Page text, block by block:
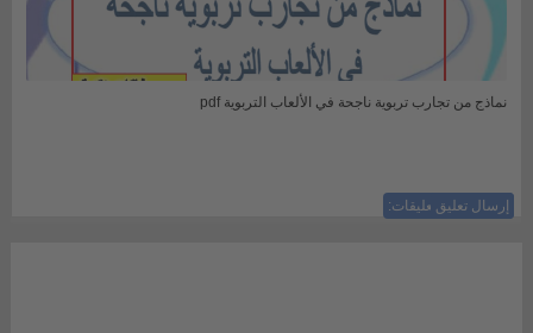
نماذج من تجارب تربوية ناجحة في الألعاب التربوية pdf
ليست هناك تعليقات:
إرسال تعليق